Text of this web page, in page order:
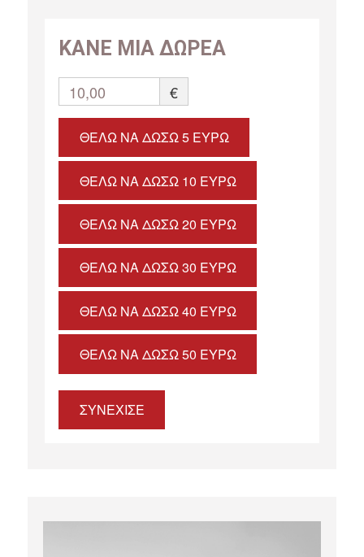
ΚΑΝΕ ΜΙΑ ΔΩΡΕΑ
10,00 €
ΘΈΛΩ ΝΑ ΔΏΣΩ 5 ΕΥΡΏ
ΘΈΛΩ ΝΑ ΔΏΣΩ 10 ΕΥΡΏ
ΘΈΛΩ ΝΑ ΔΏΣΩ 20 ΕΥΡΏ
ΘΈΛΩ ΝΑ ΔΏΣΩ 30 ΕΥΡΏ
ΘΈΛΩ ΝΑ ΔΏΣΩ 40 ΕΥΡΏ
ΘΈΛΩ ΝΑ ΔΏΣΩ 50 ΕΥΡΏ
ΣΥΝΕΧΙΣΕ